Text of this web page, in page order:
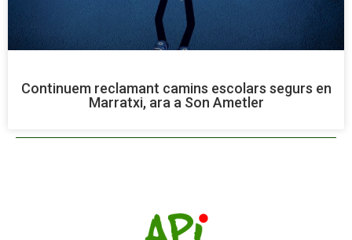
Continuem reclamant camins escolars segurs en
Marratxi, ara a Son Ametler